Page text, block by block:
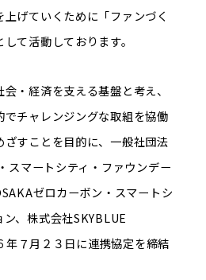
げていくために「ファンづく
て活動しております。
・経済を支える基盤と考え、
チャレンジングな取組を協働
ざすことを目的に、一般社団法
スマートシティ・ファウンデー
ゼロカーボン・スマートシ
ン、株式会社SKYBLUE
年７月２３日に連携協定を締結